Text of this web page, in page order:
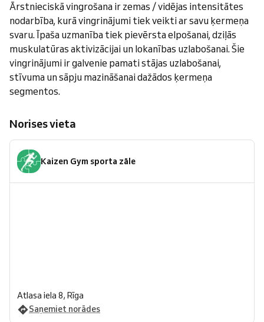
Ārstnieciskā vingrošana ir zemas / vidējas intensitātes
nodarbība, kurā vingrinājumi tiek veikti ar savu ķermeņa
svaru. Īpaša uzmanība tiek pievērsta elpošanai, dziļās
muskulatūras aktivizācijai un lokanības uzlabošanai. Šie
vingrinājumi ir galvenie pamati stājas uzlabošanai,
stīvuma un sāpju mazināšanai dažādos ķermeņa
segmentos.
Norises vieta
Kaizen Gym sporta zāle
Atlasa iela 8, Rīga
Saņemiet norādes